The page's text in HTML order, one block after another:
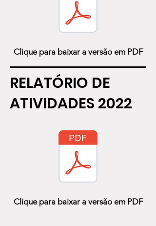
Clique para baixar a versão em PDF
RELATÓRIO DE
ATIVIDADES 2022
Clique para baixar a versão em PDF